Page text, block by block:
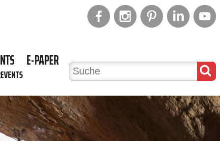
E-PAPER